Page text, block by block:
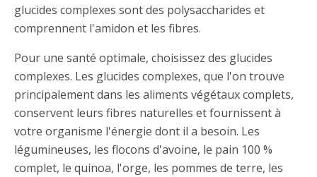
glucides complexes sont des polysaccharides et
comprennent l'amidon et les fibres.
Pour une santé optimale, choisissez des glucides
complexes. Les glucides complexes, que l'on trouve
principalement dans les aliments végétaux complets,
conservent leurs fibres naturelles et fournissent à
votre organisme l'énergie dont il a besoin. Les
légumineuses, les flocons d'avoine, le pain 100 %
complet, le quinoa, l'orge, les pommes de terre, les